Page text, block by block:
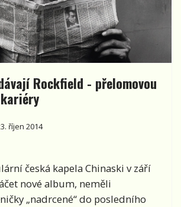
Rockfield - přelomovou
říjen 2014
česká kapela Chinaski v září
nové album, neměli
„nadrcené“ do posledního